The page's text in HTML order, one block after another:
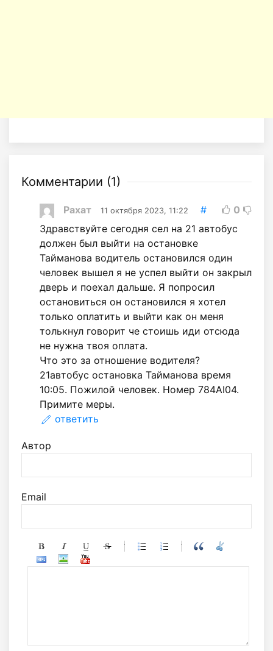
Комментарии (1)
Рахат 11 октября 2023, 11:22 #
0
Здравствуйте сегодня сел на 21 автобус
должен был выйти на остановке
Тайманова водитель остановился один
человек вышел я не успел выйти он закрыл
дверь и поехал дальше. Я попросил
остановиться он остановился я хотел
только оплатить и выйти как он меня
толькнул говорит че стоишь иди отсюда
не нужна твоя оплата.
Что это за отношение водителя?
21автобус остановка Тайманова время
10:05. Пожилой человек. Номер 784AI04.
Примите меры.
ответить
Автор
Email
-
-
-
-
-
-
-
-